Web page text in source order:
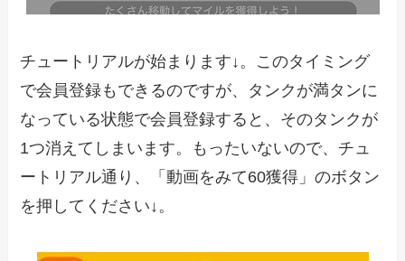
チュートリアルが始まります↓。このタイミング
で会員登録もできるのですが、タンクが満タンに
なっている状態で会員登録すると、そのタンクが
1つ消えてしまいます。もったいないので、チュ
ートリアル通り、「動画をみて60獲得」のボタン
を押してください↓。